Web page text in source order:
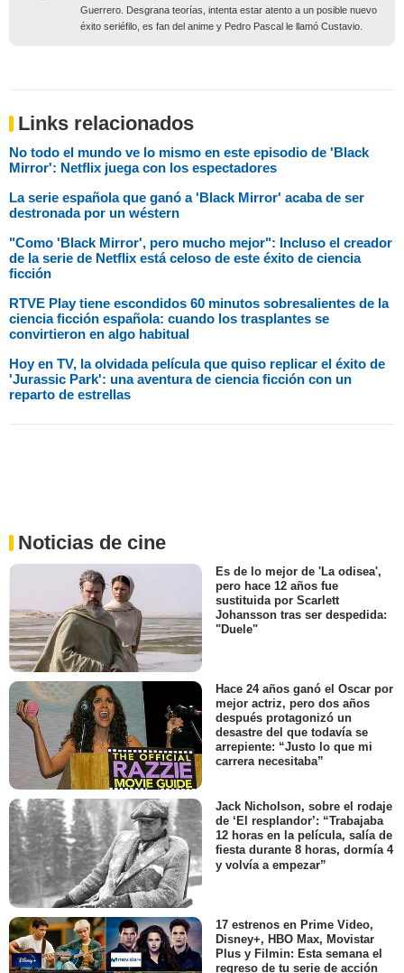
Guerrero. Desgrana teorías, intenta estar atento a un posible nuevo
éxito seriéfilo, es fan del anime y Pedro Pascal le llamó Custavio.
Links relacionados
No todo el mundo ve lo mismo en este episodio de 'Black
Mirror': Netflix juega con los espectadores
La serie española que ganó a 'Black Mirror' acaba de ser
destronada por un wéstern
"Como 'Black Mirror', pero mucho mejor": Incluso el creador
de la serie de Netflix está celoso de este éxito de ciencia
ficción
RTVE Play tiene escondidos 60 minutos sobresalientes de la
ciencia ficción española: cuando los trasplantes se
convirtieron en algo habitual
Hoy en TV, la olvidada película que quiso replicar el éxito de
'Jurassic Park': una aventura de ciencia ficción con un
reparto de estrellas
Noticias de cine
Es de lo mejor de 'La odisea',
pero hace 12 años fue
sustituida por Scarlett
Johansson tras ser despedida:
"Duele"
Hace 24 años ganó el Oscar por
mejor actriz, pero dos años
después protagonizó un
desastre del que todavía se
arrepiente: “Justo lo que mi
carrera necesitaba”
Jack Nicholson, sobre el rodaje
de ‘El resplandor’: “Trabajaba
12 horas en la película, salía de
fiesta durante 8 horas, dormía 4
y volvía a empezar”
17 estrenos en Prime Video,
Disney+, HBO Max, Movistar
Plus y Filmin: Esta semana el
regreso de tu serie de acción